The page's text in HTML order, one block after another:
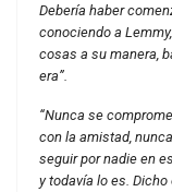
Debería haber
conociendo a
cosas a su manera,
era”.
“Nunca se
con la amistad,
seguir por nadie en
y todavía lo es.